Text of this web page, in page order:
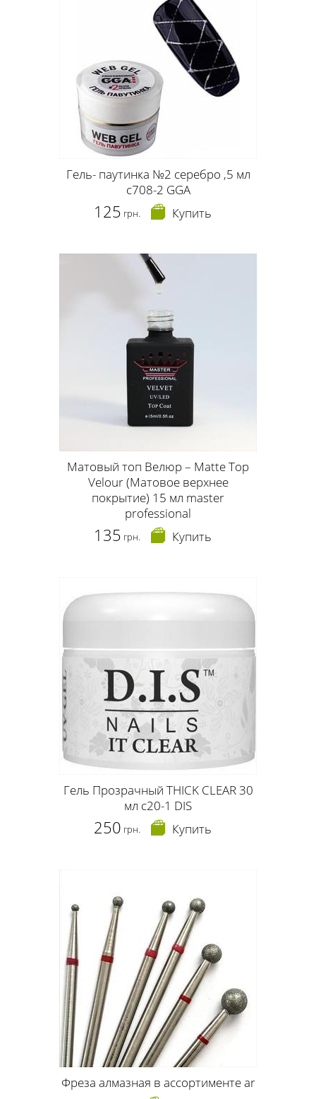
Гель- паутинка №2 серебро ,5 мл
c708-2 GGA
125 грн. Купить
Матовый топ Велюр – Matte Top
Velour (Матовое верхнее
покрытие) 15 мл master
professional
135 грн. Купить
Гель Прозрачный THICK CLEAR 30
мл c20-1 DIS
250 грн. Купить
Фреза алмазная в ассортименте ar